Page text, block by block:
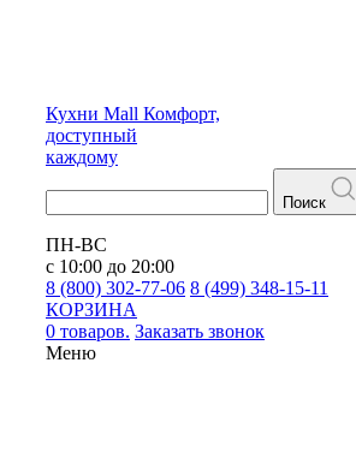
Кухни Mall Комфорт,
доступный
каждому
Поиск
ПН-ВС
с 10:00 до 20:00
8 (800) 302-77-06 8 (499) 348-15-11
КОРЗИНА
0 товаров. Заказать звонок
Меню